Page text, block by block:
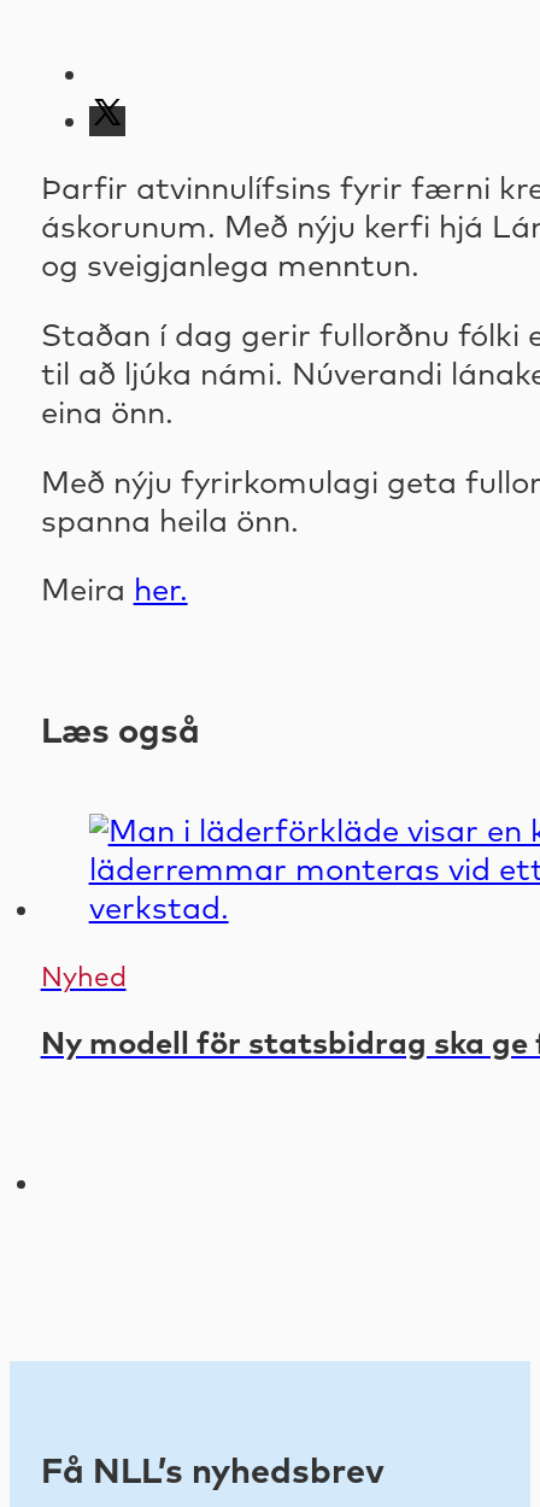
Þarfir atvinnulífsins fyrir færni
áskorunum. Með nýju kerfi hjá
og sveigjanlega menntun.
Staðan í dag gerir fullorðnu
til að ljúka námi. Núverandi
eina önn.
Með nýju fyrirkomulagi geta
spanna heila önn.
Meira her.
Læs også
Nyhed
Ny modell för statsbidrag ska
Få NLL’s nyhedsbrev